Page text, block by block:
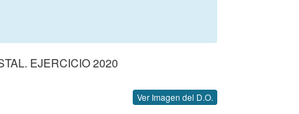
EJERCICIO 2020
Ver Imagen del D.O.